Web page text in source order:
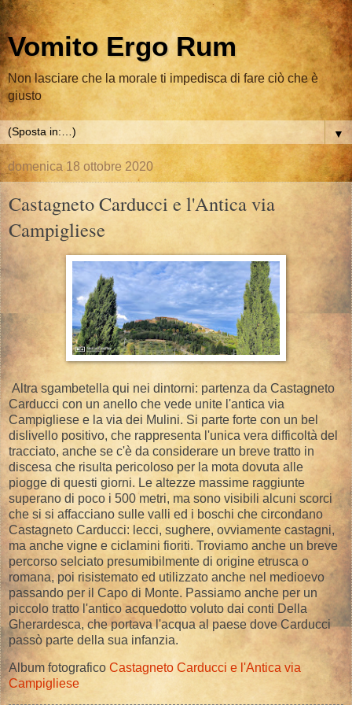
Vomito Ergo Rum
Non lasciare che la morale ti impedisca di fare ciò che è
giusto
▼
domenica 18 ottobre 2020
Castagneto Carducci e l'Antica via
Campigliese
Altra sgambetella qui nei dintorni: partenza da Castagneto
Carducci con un anello che vede unite l'antica via
Campigliese e la via dei Mulini. Si parte forte con un bel
dislivello positivo, che rappresenta l'unica vera difficoltà del
tracciato, anche se c'è da considerare un breve tratto in
discesa che risulta pericoloso per la mota dovuta alle
piogge di questi giorni. Le altezze massime raggiunte
superano di poco i 500 metri, ma sono visibili alcuni scorci
che si si affacciano sulle valli ed i boschi che circondano
Castagneto Carducci: lecci, sughere, ovviamente castagni,
ma anche vigne e ciclamini fioriti. Troviamo anche un breve
percorso selciato presumibilmente di origine etrusca o
romana, poi risistemato ed utilizzato anche nel medioevo
passando per il Capo di Monte. Passiamo anche per un
piccolo tratto l'antico acquedotto voluto dai conti Della
Gherardesca, che portava l'acqua al paese dove Carducci
passò parte della sua infanzia.
Album fotografico Castagneto Carducci e l'Antica via
Campigliese